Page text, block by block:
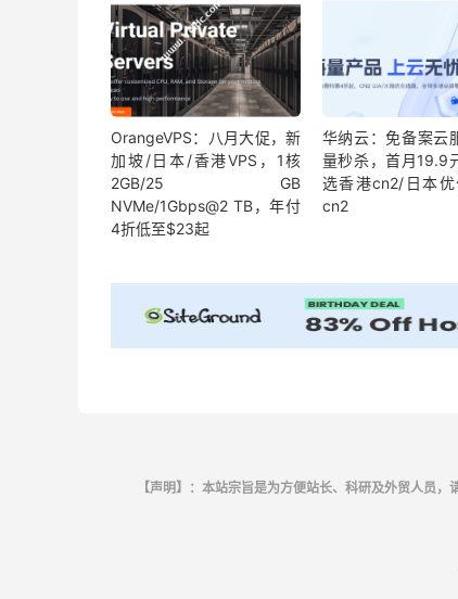
OrangeVPS：八月大促，新
加坡/日本/香港VPS，1核
2GB/25 GB
NVMe/1Gbps@2 TB，年付
4折低至$23起
华纳云：免备案云
量秒杀，首月19.9
选香港cn2/日本
cn2
【声明】：本站宗旨是为方便站长、科研及外贸人员